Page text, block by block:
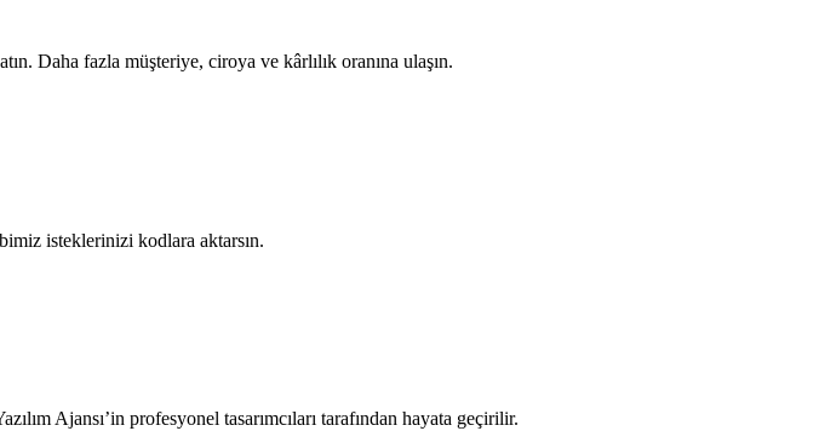
Daha fazla müşteriye, ciroya ve kârlılık oranına ulaşın.
isteklerinizi kodlara aktarsın.
Ajansı’in profesyonel tasarımcıları tarafından hayata geçirilir.